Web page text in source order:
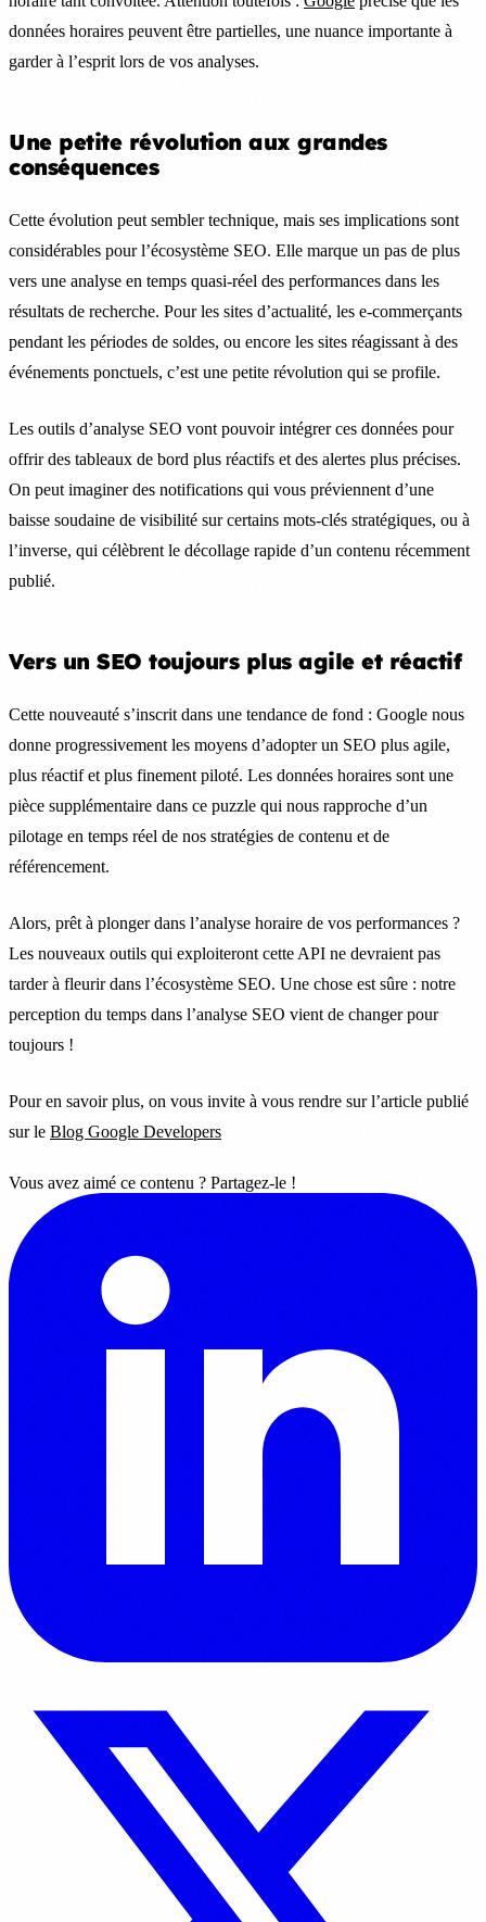
données horaires peuvent être partielles, une nuance importante à
garder à l’esprit lors de vos analyses.
Une petite révolution aux grandes
conséquences
Cette évolution peut sembler technique, mais ses implications sont
considérables pour l’écosystème SEO. Elle marque un pas de plus
vers une analyse en temps quasi-réel des performances dans les
résultats de recherche. Pour les sites d’actualité, les e-commerçants
pendant les périodes de soldes, ou encore les sites réagissant à des
événements ponctuels, c’est une petite révolution qui se profile.
Les outils d’analyse SEO vont pouvoir intégrer ces données pour
offrir des tableaux de bord plus réactifs et des alertes plus précises.
On peut imaginer des notifications qui vous préviennent d’une
baisse soudaine de visibilité sur certains mots-clés stratégiques, ou à
l’inverse, qui célèbrent le décollage rapide d’un contenu récemment
publié.
Vers un SEO toujours plus agile et réactif
Cette nouveauté s’inscrit dans une tendance de fond : Google nous
donne progressivement les moyens d’adopter un SEO plus agile,
plus réactif et plus finement piloté. Les données horaires sont une
pièce supplémentaire dans ce puzzle qui nous rapproche d’un
pilotage en temps réel de nos stratégies de contenu et de
référencement.
Alors, prêt à plonger dans l’analyse horaire de vos performances ?
Les nouveaux outils qui exploiteront cette API ne devraient pas
tarder à fleurir dans l’écosystème SEO. Une chose est sûre : notre
perception du temps dans l’analyse SEO vient de changer pour
toujours !
Pour en savoir plus, on vous invite à vous rendre sur l’article publié
sur le Blog Google Developers
Vous avez aimé ce contenu ? Partagez-le !